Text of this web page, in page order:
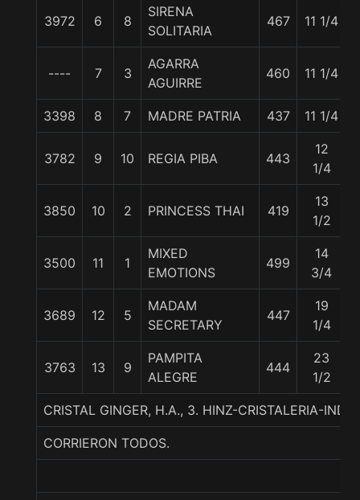
3972 6 8
SIRENA
SOLITARIA
467 11 1/4
---- 7 3
AGARRA
AGUIRRE
460 11 1/4
3398 8 7 MADRE PATRIA 437 11 1/4
3782 9 10 REGIA PIBA 443
12
1/4
3850 10 2 PRINCESS THAI 419
13
1/2
3500 11 1
MIXED
EMOTIONS
499
14
3/4
3689 12 5
MADAM
SECRETARY
447
19
1/4
3763 13 9
PAMPITA
ALEGRE
444
23
1/2
CRISTAL GINGER, H.A., 3. HINZ-CRISTALERIA-INDY
CORRIERON TODOS.